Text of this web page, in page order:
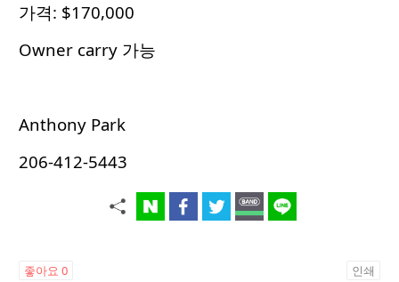
가격: $170,000
Owner carry 가능
Anthony Park
206-412-5443
좋아요 0 인쇄